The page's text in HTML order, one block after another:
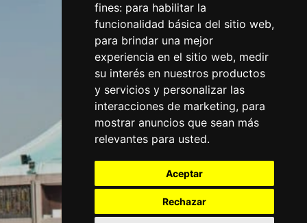
fines: para habilitar la
funcionalidad básica del sitio web,
para brindar una mejor
experiencia en el sitio web, medir
su interés en nuestros productos
y servicios y personalizar las
interacciones de marketing, para
mostrar anuncios que sean más
relevantes para usted.
Aceptar
Rechazar